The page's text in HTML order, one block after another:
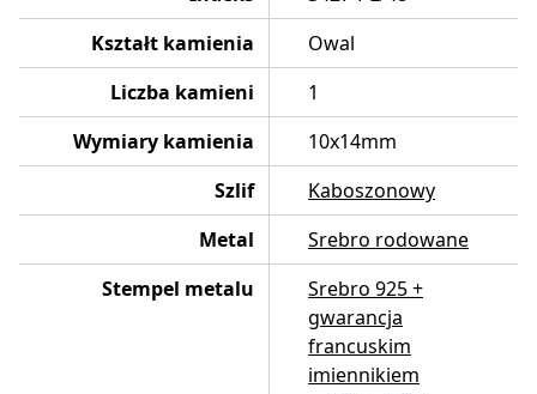
Kształt kamienia
Owal
Liczba kamieni
1
Wymiary kamienia
10x14mm
Szlif
Kaboszonowy
Metal
Srebro rodowane
Stempel metalu
Srebro 925 +
gwarancja
francuskim
imiennikiem